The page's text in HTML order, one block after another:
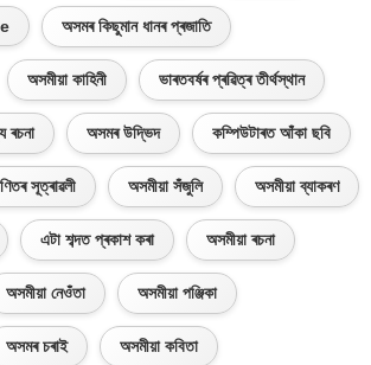
অসমৰ কিছুমান ধানৰ প্ৰজাতি
অসমীয়া কাহিনী ভাৰতবৰ্ষৰ প্ৰৱিত্ৰ তীৰ্থস্থান
ৰচনা অসমৰ উদ্ভিদ কম্পিউটাৰত আঁকা ছবি
সূত্ৰাৱলী অসমীয়া সঁজুলি অসমীয়া ব্যাকৰণ
এটা শব্দত প্ৰকাশ কৰা অসমীয়া ৰচনা
অসমীয়া নেওঁতা অসমীয়া পঞ্জিকা
অসমৰ চৰাই অসমীয়া কবিতা